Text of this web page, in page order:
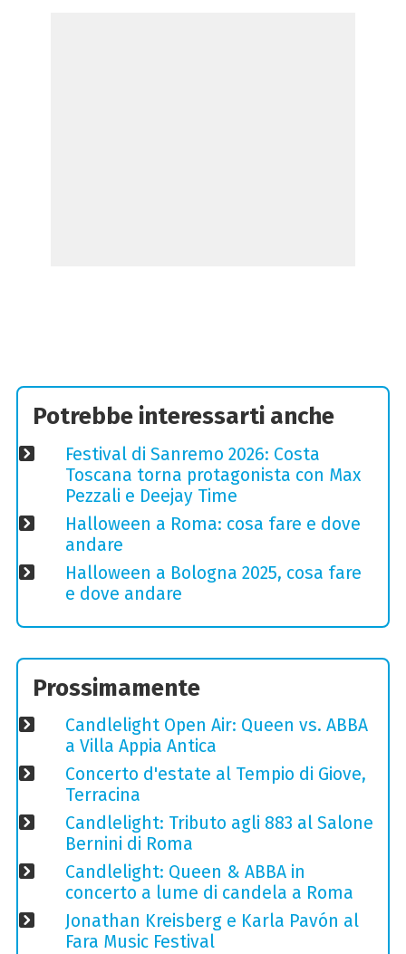
Potrebbe interessarti anche
Festival di Sanremo 2026: Costa
Toscana torna protagonista con Max
Pezzali e Deejay Time
Halloween a Roma: cosa fare e dove
andare
Halloween a Bologna 2025, cosa fare
e dove andare
Prossimamente
Candlelight Open Air: Queen vs. ABBA
a Villa Appia Antica
Concerto d'estate al Tempio di Giove,
Terracina
Candlelight: Tributo agli 883 al Salone
Bernini di Roma
Candlelight: Queen & ABBA in
concerto a lume di candela a Roma
Jonathan Kreisberg e Karla Pavón al
Fara Music Festival